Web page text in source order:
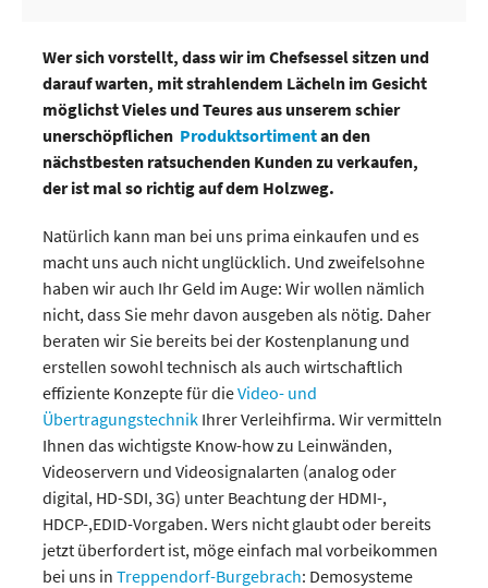
Wer sich vorstellt, dass wir im Chefsessel sitzen und
darauf warten, mit strahlendem Lächeln im Gesicht
möglichst Vieles und Teures aus unserem schier
unerschöpflichen Produktsortimentan den
nächstbesten ratsuchenden Kunden zu verkaufen,
der ist mal so richtig auf dem Holzweg.
Natürlich kann man bei uns prima einkaufen und es
macht uns auch nicht unglücklich. Und zweifelsohne
haben wir auch Ihr Geld im Auge: Wir wollen nämlich
nicht, dass Sie mehr davon ausgeben als nötig. Daher
beraten wir Sie bereits bei der Kostenplanung und
erstellen sowohl technisch als auch wirtschaftlich
effiziente Konzepte für dieVideo- und
ÜbertragungstechnikIhrer Verleihfirma. Wir vermitteln
Ihnen das wichtigste Know-how zu Leinwänden,
Videoservern und Videosignalarten (analog oder
digital, HD-SDI, 3G) unter Beachtung der HDMI-,
HDCP-,EDID-Vorgaben. Wers nicht glaubt oder bereits
jetzt überfordert ist, möge einfach mal vorbeikommen
bei uns in Treppendorf-Burgebrach: Demosysteme